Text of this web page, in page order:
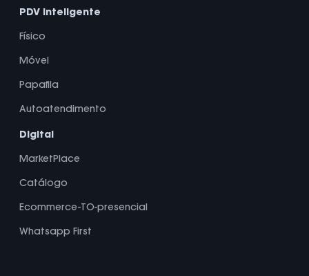
PDV Inteligente
Físico
Móvel
Papafila
Autoatendimento
Digital
MarketPlace
Catálogo
Ecommerce-TO-presencial
Whatsapp First